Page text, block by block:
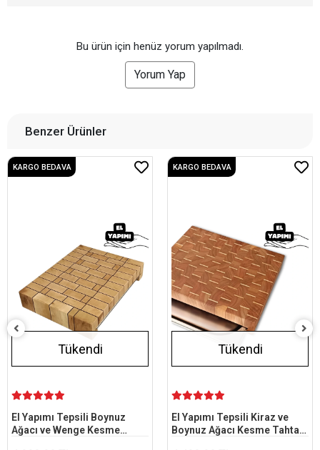
Bu ürün için henüz yorum yapılmadı.
Yorum Yap
Benzer Ürünler
KARGO BEDAVA
Tükendi
El Yapımı Tepsili Kiraz ve
Boynuz Ağacı Kesme Tahtası
KARGO BEDAVA
Tükendi
El Yapımı Tepsili Meşe
Kesme Tahtası 29,5x38 cm -
4.249,90 TL
Stokta Yok